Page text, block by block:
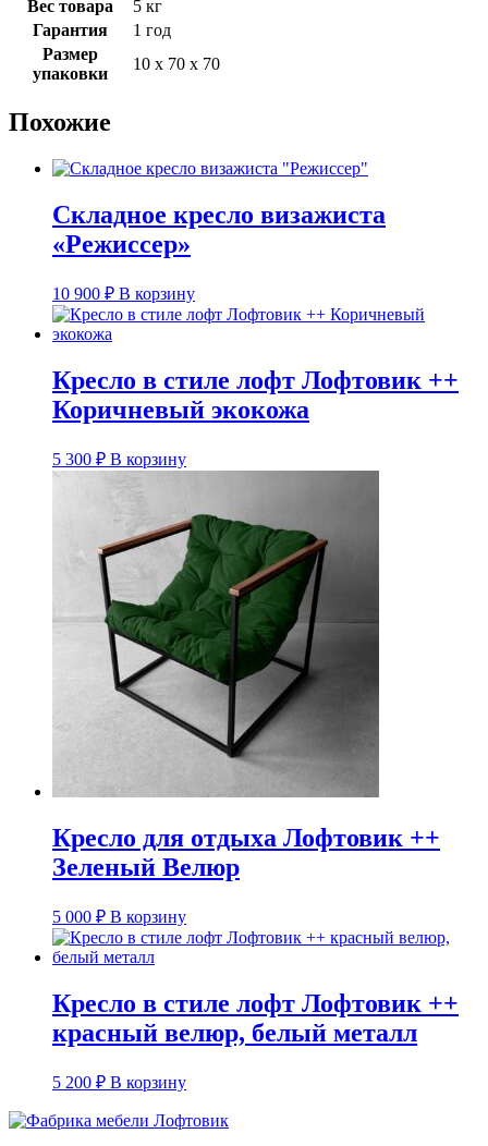
Вес товара
5 кг
Гарантия
1 год
Размер
упаковки
10 х 70 х 70
Похожие
Складное кресло визажиста
«Режиссер»
10 900 ₽ В корзину
Кресло в стиле лофт Лофтовик ++
Коричневый экокожа
5 300 ₽ В корзину
Кресло для отдыха Лофтовик ++
Зеленый Велюр
5 000 ₽ В корзину
Кресло в стиле лофт Лофтовик ++
красный велюр, белый металл
5 200 ₽ В корзину